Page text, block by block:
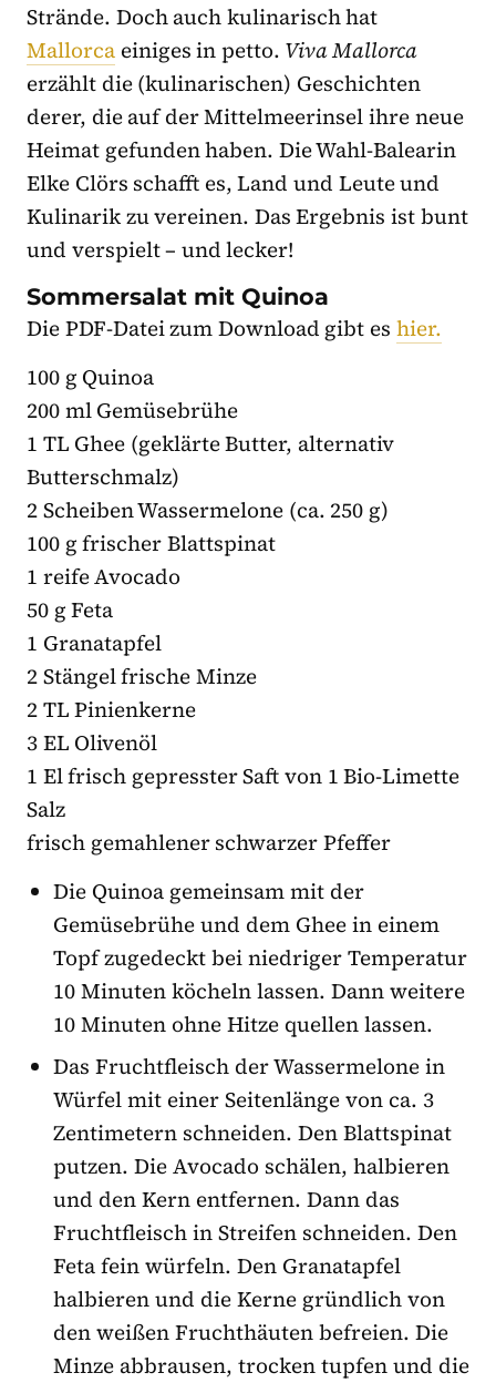
Strände. Doch auch kulinarisch hat
Mallorca einiges in petto. Viva Mallorca
erzählt die (kulinarischen) Geschichten
derer, die auf der Mittelmeerinsel ihre neue
Heimat gefunden haben. Die Wahl-Balearin
Elke Clörs schafft es, Land und Leute und
Kulinarik zu vereinen. Das Ergebnis ist bunt
und verspielt – und lecker!
Sommersalat mit Quinoa
Die PDF-Datei zum Download gibt es hier.
100 g Quinoa
200 ml Gemüsebrühe
1 TL Ghee (geklärte Butter, alternativ
Butterschmalz)
2 Scheiben Wassermelone (ca. 250 g)
100 g frischer Blattspinat
1 reife Avocado
50 g Feta
1 Granatapfel
2 Stängel frische Minze
2 TL Pinienkerne
3 EL Olivenöl
1 El frisch gepresster Saft von 1 Bio-Limette
Salz
frisch gemahlener schwarzer Pfeffer
Die Quinoa gemeinsam mit der
Gemüsebrühe und dem Ghee in einem
Topf zugedeckt bei niedriger Temperatur
10 Minuten köcheln lassen. Dann weitere
10 Minuten ohne Hitze quellen lassen.
Das Fruchtfleisch der Wassermelone in
Würfel mit einer Seitenlänge von ca. 3
Zentimetern schneiden. Den Blattspinat
putzen. Die Avocado schälen, halbieren
und den Kern entfernen. Dann das
Fruchtfleisch in Streifen schneiden. Den
Feta fein würfeln. Den Granatapfel
halbieren und die Kerne gründlich von
den weißen Fruchthäuten befreien. Die
Minze abbrausen, trocken tupfen und die